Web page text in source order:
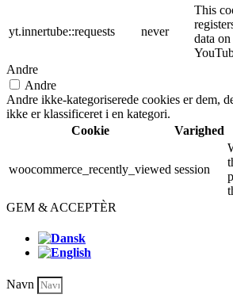
yt.innertube::requests never
This
data
Andre
Andre
Andre ikke-kategoriserede cookies er dem,
ikke er klassificeret i en kategori.
Cookie
Varighed
woocommerce_recently_viewed session
GEM & ACCEPTÈR
Navn